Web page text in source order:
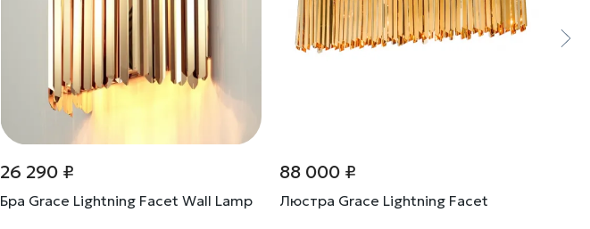
26 290 ₽
Бра Grace Lightning Facet Wall Lamp
88 000 ₽
Люстра Grace Lightning Facet